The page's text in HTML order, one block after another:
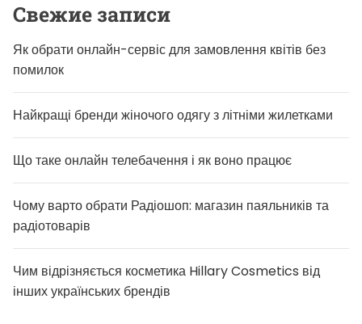
Свежие записи
Як обрати онлайн-сервіс для замовлення квітів без
помилок
Найкращі бренди жіночого одягу з літніми жилетками
Що таке онлайн телебачення і як воно працює
Чому варто обрати Радіошоп: магазин паяльників та
радіотоварів
Чим відрізняється косметика Hillary Cosmetics від
інших українських брендів